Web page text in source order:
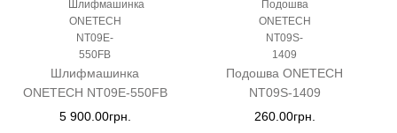
Шлифмашинка
ONETECH NT09E-550FB
5 900.00грн.
Подошва ONETECH
NT09S-1409
260.00грн.